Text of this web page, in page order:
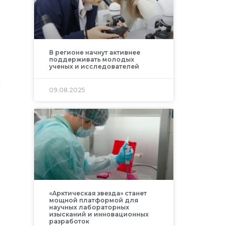
В регионе начнут активнее
поддерживать молодых
ученых и исследователей
09.08.2025
«Арктическая звезда» станет
мощной платформой для
научных лабораторных
изысканий и инновационных
разработок